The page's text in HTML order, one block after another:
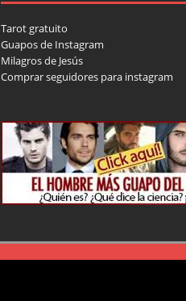
Tarot gratuito
Guapos de Instagram
Milagros de Jesús
Comprar seguidores para instagram